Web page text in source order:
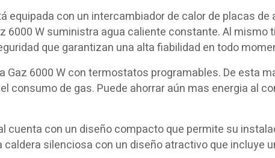
equipada con un intercambiador de calor de placas
6000 W suministra agua caliente constante. Al
que garantizan una alta fiabilidad en todo
Gaz 6000 W con termostatos programables. De esta
consumo de gas. Puede ahorrar aún mas energia al
cuenta con un diseño compacto que permite su
caldera silenciosa con un diseño atractivo que incluye